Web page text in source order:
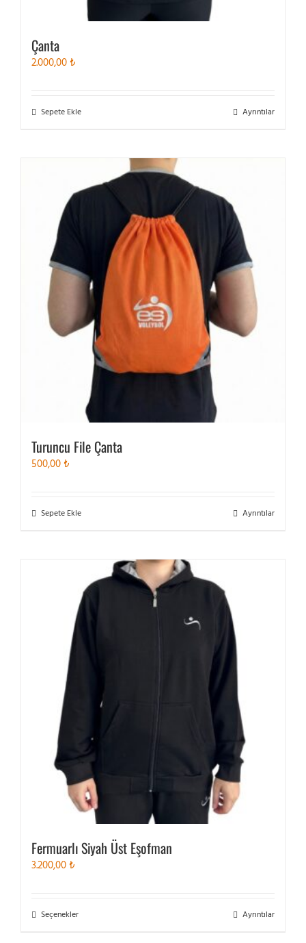
Çanta
2.000,00 ₺
Sepete Ekle Ayrıntılar
Turuncu File Çanta
500,00 ₺
Sepete Ekle Ayrıntılar
Fermuarlı Siyah Üst Eşofman
3.200,00 ₺
SeçeneklerBu
Ayrıntılar